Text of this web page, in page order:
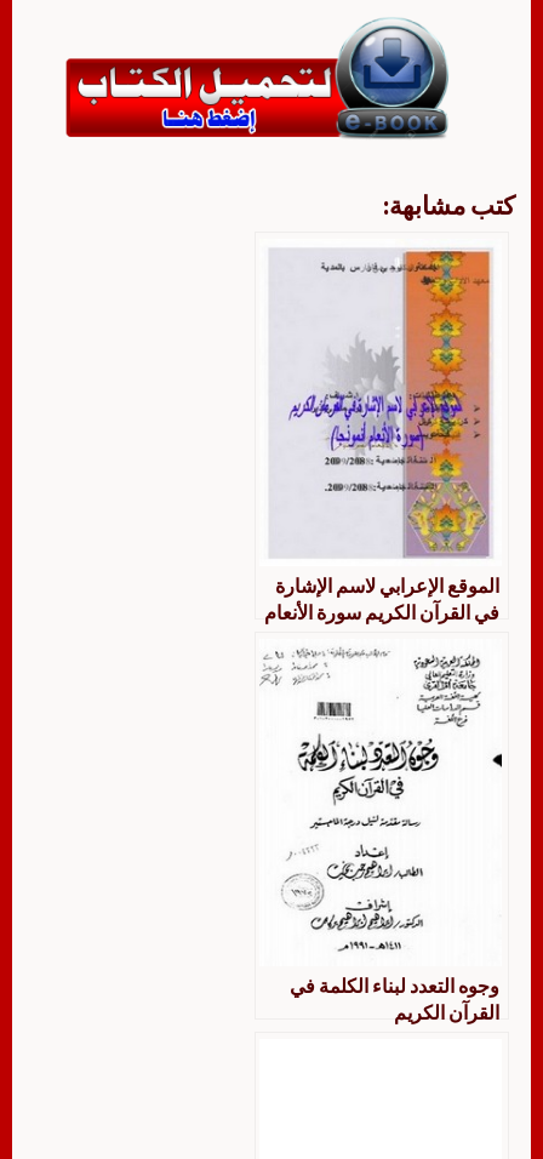
كتب مشابهة:
الموقع الإعرابي لاسم الإشارة
في القرآن الكريم سورة الأنعام
وجوه التعدد لبناء الكلمة في
القرآن الكريم